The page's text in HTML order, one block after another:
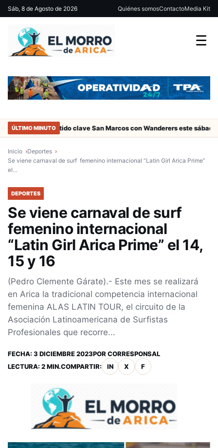
Sáb, 8 de Agosto de 2026 Quiénes somosContactoMedia Kit
☰
ÚLTIMO MINUTO
Partido clave San Marcos con Wanderers este sábado a las
Inicio
Deportes
Se viene carnaval de surf femenino internacional “Latin Girl Arica Prime”
el…
DEPORTES
Se viene carnaval de surf
femenino internacional
“Latin Girl Arica Prime” el 14,
15 y 16
(Pedro Clemente Gárate).- Este mes se realizará
en Arica la tradicional competencia internacional
femenina ALAS LATIN TOUR, el circuito de la
Asociación Latinoamericana de Surfistas
Profesionales que recorre...
FECHA: 3 DICIEMBRE 2023POR CORRESPONSAL
LECTURA: 2 MIN.COMPARTIR: IN X F